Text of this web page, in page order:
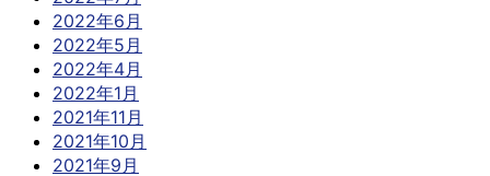
2022年6月
2022年5月
2022年4月
2022年1月
2021年11月
2021年10月
2021年9月